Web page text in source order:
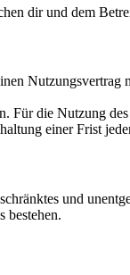
dir und dem
die Nutzung
einer Frist
und
bestehen.